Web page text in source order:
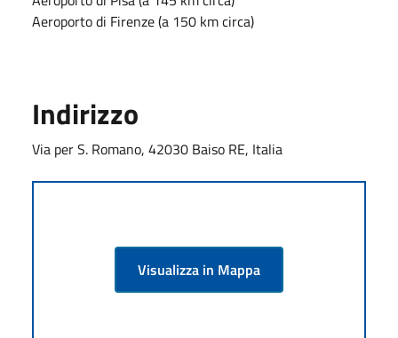
Aeroporto di Firenze (a 150 km circa)
Indirizzo
Via per S. Romano, 42030 Baiso RE, Italia
Visualizza in Mappa